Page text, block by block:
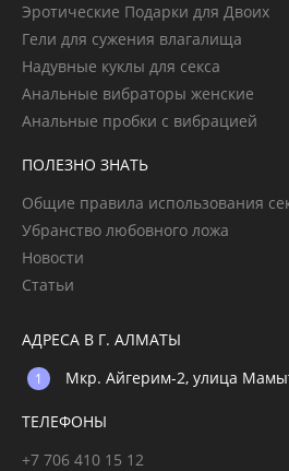
Эротические Подарки для Двоих
Гели для сужения влагалища
Надувные куклы для секса
Анальные вибраторы женские
Анальные пробки с вибрацией
ПОЛЕЗНО ЗНАТЬ
Общие правила использования
Убранство любовного ложа
Новости
Статьи
АДРЕСА В Г. АЛМАТЫ
Мкр. Айгерим-2, улица
ТЕЛЕФОНЫ
+7 706 410 15 12